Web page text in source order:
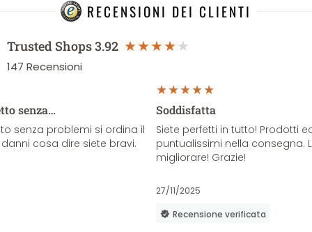
RECENSIONI DEI CLIENTI
Trusted Shops3.92
147 Recensioni
senza…
senza problemi si ordina il
cosa dire siete bravi.
Soddisfatta
Siete perfetti in tutto! Prodotti
puntualissimi nella consegna.
migliorare! Grazie!
27/11/2025
Recensione verificata